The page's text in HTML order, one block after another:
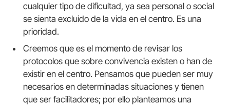
cualquier tipo de dificultad, ya sea personal o social
se sienta excluido de la vida en el centro. Es una
prioridad.
Creemos que es el momento de revisar los
protocolos que sobre convivencia existen o han de
existir en el centro. Pensamos que pueden ser muy
necesarios en determinadas situaciones y tienen
que ser facilitadores; por ello planteamos una